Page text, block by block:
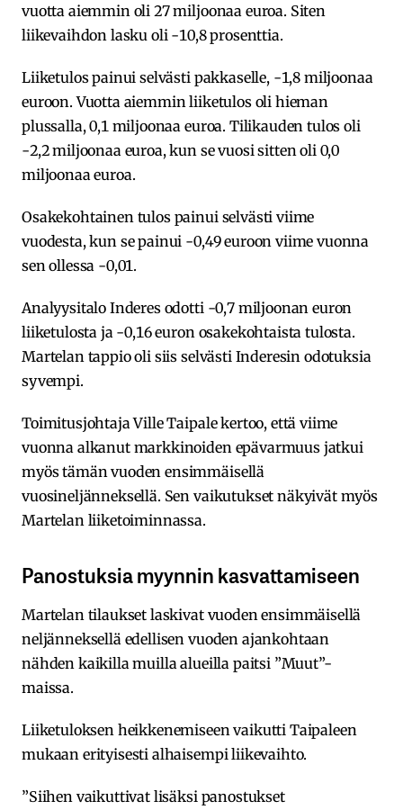
vuotta aiemmin oli 27 miljoonaa euroa. Siten
liikevaihdon lasku oli -10,8 prosenttia.
Liiketulos painui selvästi pakkaselle, -1,8 miljoonaa
euroon. Vuotta aiemmin liiketulos oli hieman
plussalla, 0,1 miljoonaa euroa. Tilikauden tulos oli
-2,2 miljoonaa euroa, kun se vuosi sitten oli 0,0
miljoonaa euroa.
Osakekohtainen tulos painui selvästi viime
vuodesta, kun se painui -0,49 euroon viime vuonna
sen ollessa -0,01.
Analyysitalo Inderes odotti -0,7 miljoonan euron
liiketulosta ja -0,16 euron osakekohtaista tulosta.
Martelan tappio oli siis selvästi Inderesin odotuksia
syvempi.
Toimitusjohtaja Ville Taipale kertoo, että viime
vuonna alkanut markkinoiden epävarmuus jatkui
myös tämän vuoden ensimmäisellä
vuosineljänneksellä. Sen vaikutukset näkyivät myös
Martelan liiketoiminnassa.
Panostuksia myynnin kasvattamiseen
Martelan tilaukset laskivat vuoden ensimmäisellä
neljänneksellä edellisen vuoden ajankohtaan
nähden kaikilla muilla alueilla paitsi ”Muut”-
maissa.
Liiketuloksen heikkenemiseen vaikutti Taipaleen
mukaan erityisesti alhaisempi liikevaihto.
”Siihen vaikuttivat lisäksi panostukset